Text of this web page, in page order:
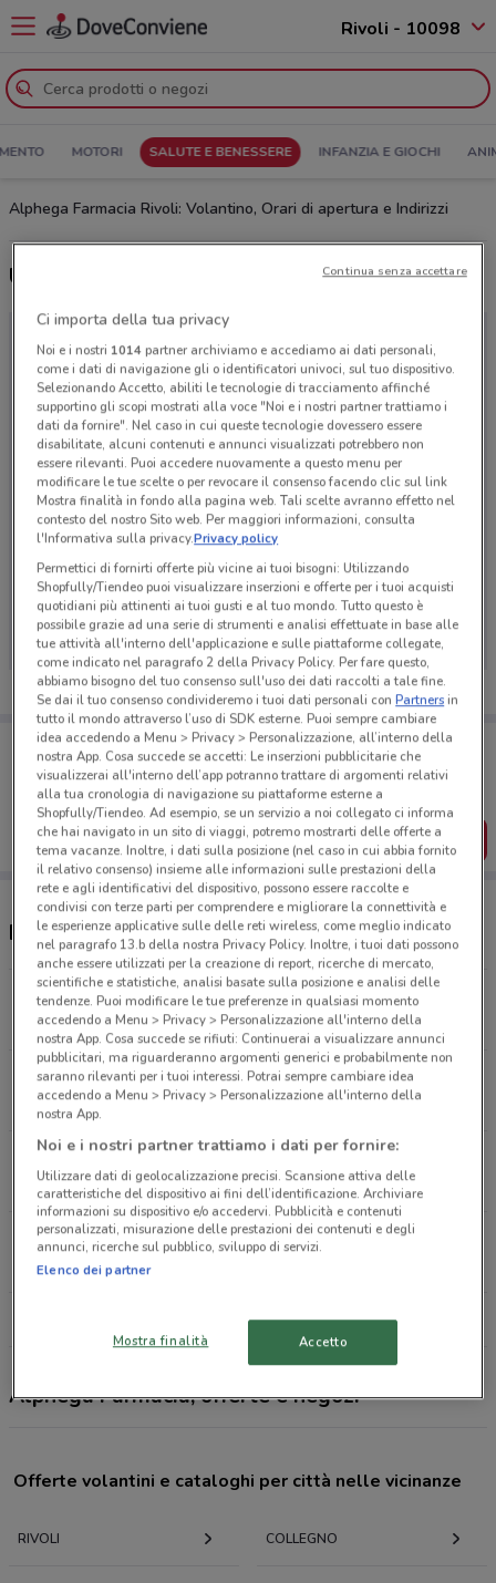
Rivoli - 10098
MOTORI SALUTE E BENESSERE INFANZIA E GIOCHI
Alphega Farmacia Rivoli: Volantino, Orari di apertura e Indirizzi
Ultime offerte del volantino Alphega Farmacia
Ci dispiace, al momento non abbiamo pubblicato
volantini nella tua zona. Riprova più tardi.
Porta DoveConviene sempre con te!
Puoi trovare le migliori offerte dei negozi vicino a te,
salvarle e creare la tua lista del risparmio, comodamente
dal tuo cellulare.
SCARICA L’APP
Negozi Alphega Farmacia a Rivoli
Via Lupo, 65 Grugliasco
4.6 km
Via Maria Vittoria, 3 Torino
12.9 km
APERTO
Corso Taranto, 15 Torino
14.7 km
APERTO
Via Martiri della Libertà, 4 La Loggia
17.1 km
Tutti i negozi Alphega Farmacia
Alphega Farmacia, offerte e negozi
Offerte volantini e cataloghi per città nelle vicinanze
RIVOLI COLLEGNO
Ci importa della tua privacy
Noi e i nostri 1014partner archiviamo e accediamo ai dati personali,
come i dati di navigazione gli o identificatori univoci, sul tuo dispositivo.
Selezionando Accetto, abiliti le tecnologie di tracciamento affinché
supportino gli scopi mostrati alla voce "Noi e i nostri partner trattiamo i
dati da fornire". Nel caso in cui queste tecnologie dovessero essere
disabilitate, alcuni contenuti e annunci visualizzati potrebbero non
essere rilevanti. Puoi accedere nuovamente a questo menu per
modificare le tue scelte o per revocare il consenso facendo clic sul link
Mostra finalità in fondo alla pagina web. Tali scelte avranno effetto nel
contesto del nostro Sito web. Per maggiori informazioni, consulta
l'Informativa sulla privacy.Privacy policy
Permettici di fornirti offerte più vicine ai tuoi bisogni: Utilizzando
Shopfully/Tiendeo puoi visualizzare inserzioni e offerte per i tuoi acquisti
quotidiani più attinenti ai tuoi gusti e al tuo mondo. Tutto questo è
possibile grazie ad una serie di strumenti e analisi effettuate in base alle
tue attività all'interno dell'applicazione e sulle piattaforme collegate,
come indicato nel paragrafo 2 della Privacy Policy. Per fare questo,
abbiamo bisogno del tuo consenso sull'uso dei dati raccolti a tale fine.
Se dai il tuo consenso condivideremo i tuoi dati personali conPartnersin
tutto il mondo attraverso l’uso di SDK esterne. Puoi sempre cambiare
idea accedendo a Menu > Privacy > Personalizzazione, all’interno della
nostra App. Cosa succede se accetti: Le inserzioni pubblicitarie che
visualizzerai all'interno dell’app potranno trattare di argomenti relativi
alla tua cronologia di navigazione su piattaforme esterne a
Shopfully/Tiendeo. Ad esempio, se un servizio a noi collegato ci informa
che hai navigato in un sito di viaggi, potremo mostrarti delle offerte a
tema vacanze. Inoltre, i dati sulla posizione (nel caso in cui abbia fornito
il relativo consenso) insieme alle informazioni sulle prestazioni della
rete e agli identificativi del dispositivo, possono essere raccolte e
condivisi con terze parti per comprendere e migliorare la connettività e
le esperienze applicative sulle delle reti wireless, come meglio indicato
nel paragrafo 13.b della nostra Privacy Policy. Inoltre, i tuoi dati possono
anche essere utilizzati per la creazione di report, ricerche di mercato,
scientifiche e statistiche, analisi basate sulla posizione e analisi delle
tendenze. Puoi modificare le tue preferenze in qualsiasi momento
accedendo a Menu > Privacy > Personalizzazione all'interno della
nostra App. Cosa succede se rifiuti: Continuerai a visualizzare annunci
pubblicitari, ma riguarderanno argomenti generici e probabilmente non
saranno rilevanti per i tuoi interessi. Potrai sempre cambiare idea
accedendo a Menu > Privacy > Personalizzazione all'interno della
nostra App.
Noi e i nostri partner trattiamo i dati per fornire:
Utilizzare dati di geolocalizzazione precisi. Scansione attiva delle
caratteristiche del dispositivo ai fini dell’identificazione. Archiviare
informazioni su dispositivo e/o accedervi. Pubblicità e contenuti
personalizzati, misurazione delle prestazioni dei contenuti e degli
annunci, ricerche sul pubblico, sviluppo di servizi.
Elenco dei partner
Mostra finalità Accetto
Continua senza accettare